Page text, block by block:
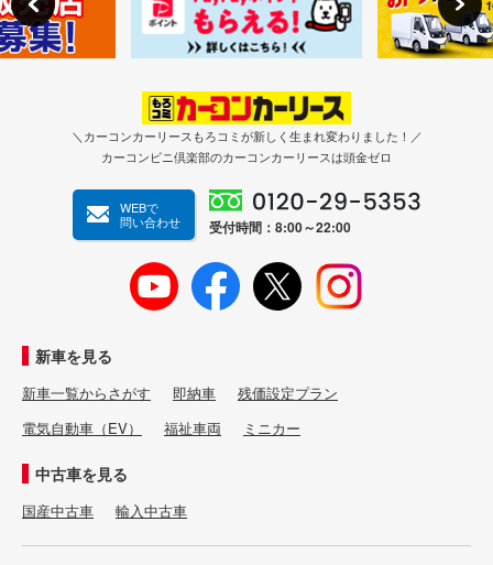
＼カーコンカーリースもろコミが新しく生まれ変わりました！／
カーコンビニ倶楽部のカーコンカーリースは頭金ゼロ
WEBで
問い合わせ
受付時間：8:00～22:00
新車を見る
新車一覧からさがす 即納車
残価設定プラン
電気自動車（EV）
福祉車両 ミニカー
中古車を見る
国産中古車 輸入中古車